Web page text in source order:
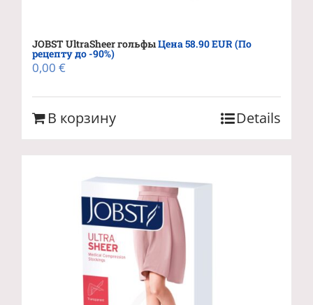
JOBST UltraSheer гольфыЦена 58.90 EUR (По
рецепту до -90%)
0,00 €
В корзину Details